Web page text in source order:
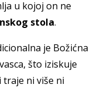
u kojoj on ne
stola.
je Božićna
što iziskuje
ni više ni